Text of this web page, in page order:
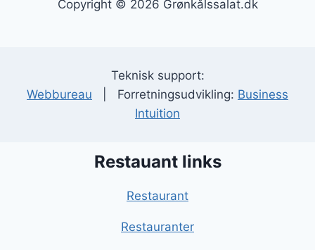
Copyright © 2026 Grønkålssalat.dk
Teknisk support:
Webbureau | Forretningsudvikling: Business
Intuition
Restauant links
Restaurant
Restauranter